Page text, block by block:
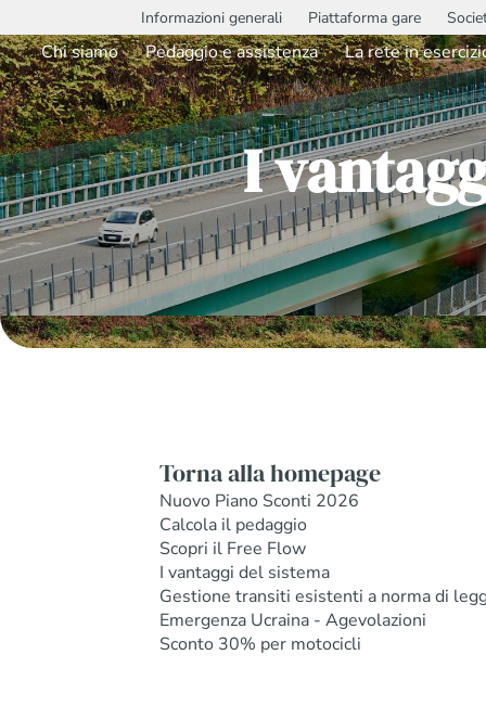
Informazioni generali Piattaforma gare
Chi siamo Pedaggio e assistenza La rete in
I
Torna alla homepage
Nuovo Piano Sconti 2026
Calcola il pedaggio
Scopri il Free Flow
I vantaggi del sistema
Gestione transiti esistenti a norma di
Emergenza Ucraina - Agevolazioni
Sconto 30% per motocicli